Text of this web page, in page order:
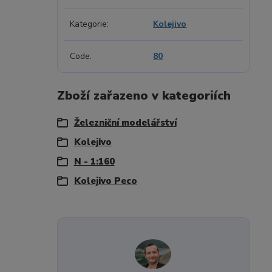
Kategorie Kolejivo
Code 80
Zboží zařazeno v kategoriích
Železniční modelářství
Kolejivo
N - 1:160
Kolejivo Peco